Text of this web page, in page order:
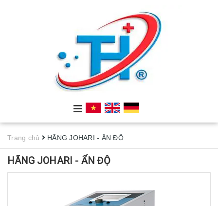
Trang chủ HÃNG JOHARI - ẤN ĐỘ
HÃNG JOHARI - ẤN ĐỘ